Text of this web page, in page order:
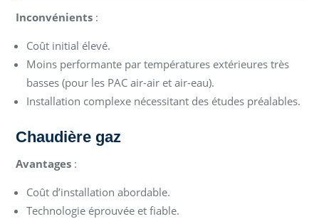
Inconvénients :
Coût initial élevé.
Moins performante par températures extérieures très
basses (pour les PAC air-air et air-eau).
Installation complexe nécessitant des études préalables.
Chaudière gaz
Avantages :
Coût d’installation abordable.
Technologie éprouvée et fiable.